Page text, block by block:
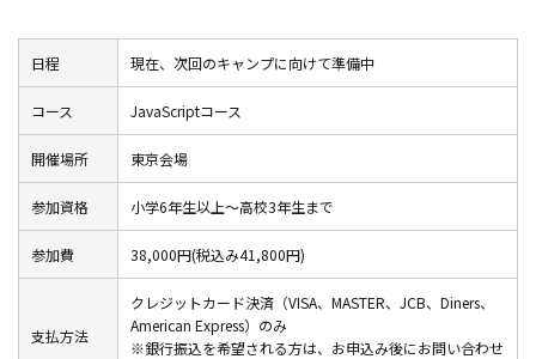
日程 現在、次回のキャンプに向けて準備中
コース JavaScriptコース
開催場所 東京会場
参加資格 小学6年生以上～高校3年生まで
参加費 38,000円(税込み41,800円)
支払方法
クレジットカード決済（VISA、MASTER、JCB、Diners、
American Express）のみ
※銀行振込を希望される方は、お申込み後にお問い合わせ